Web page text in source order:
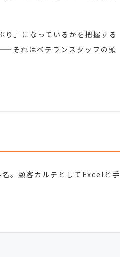
」になっているかを把握する
それはベテランスタッフの頭
。顧客カルテとしてExcelと手